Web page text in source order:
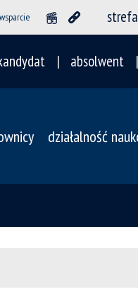
wsparcie
absolwent
działalność